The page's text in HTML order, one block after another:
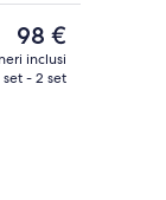
Il
prezzo
attuale
98 €
inclusi
set - 2 set